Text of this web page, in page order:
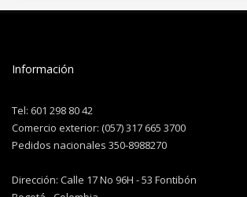
Información
Tel: 601 298 80 42
Comercio exterior: (057) 317 665 3700
Pedidos nacionales 350-8988270
Dirección: Calle 17 No 96H - 53 Fontibón